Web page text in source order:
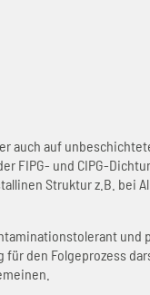
auch auf
FIPG- und CIPG-
Struktur z.B. bei
und
den Folgeprozess